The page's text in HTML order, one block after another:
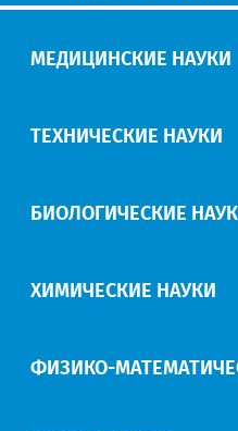
МЕДИЦИНСКИЕ НАУКИ
ТЕХНИЧЕСКИЕ НАУКИ
БИОЛОГИЧЕСКИЕ
ХИМИЧЕСКИЕ НАУКИ
ФИЗИКО-